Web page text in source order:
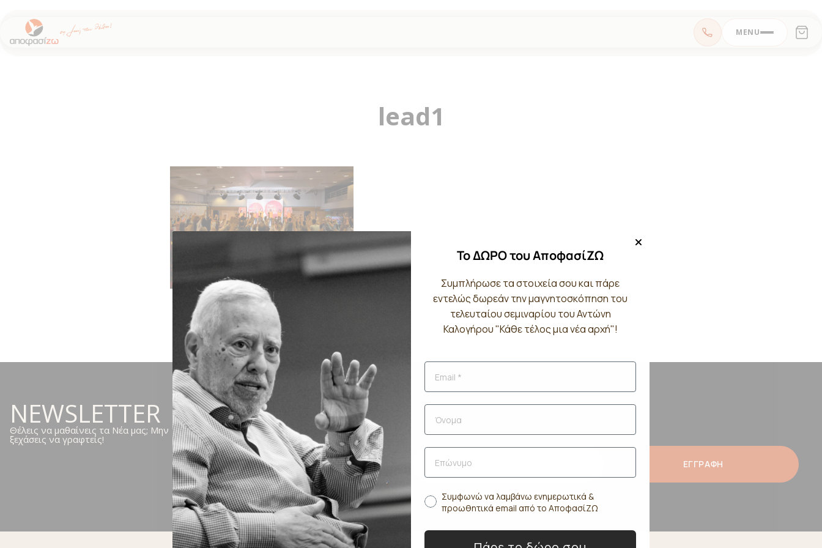
Μεταπηδήστε
MENU
lead1
NEWSLETTER
Θέλεις να μαθαίνεις τα Νέα μας; Μην
ξεχάσεις να γραφτείς!
Εγγραφείτε στο Newsletter μας
ΕΓΓΡΑΦΗ
Το ΔΩΡΟ του ΑποφασίΖΩ
Συμπλήρωσε τα στοιχεία σου και πάρε
εντελώς δωρεάν την μαγνητοσκόπηση του
τελευταίου σεμιναρίου του Αντώνη
Καλογήρου "Κάθε τέλος μια νέα αρχή"!
Συμφωνώ να λαμβάνω ενημερωτικά &
προωθητικά email από το ΑποφασίΖΩ